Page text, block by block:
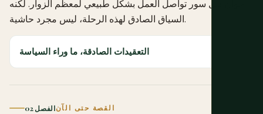
خوان ديل سور تواصل العمل بشكل طبيعي لمعظم الزوار. لكنه
السياق الصادق لهذه الرحلة، ليس مجرد حاشية.
التعقيدات الصادقة، ما وراء السياسة
الفصل 02القصة حتى الآن